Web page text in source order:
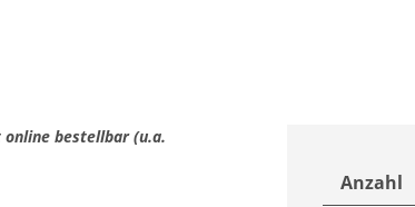
bestellbar (u.a.
Anzahl